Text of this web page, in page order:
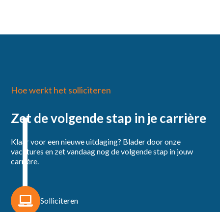
Hoe werkt het solliciteren
Zet de volgende stap in je carrière
Klaar voor een nieuwe uitdaging? Blader door onze
vacatures en zet vandaag nog de volgende stap in jouw
carrière.
Solliciteren